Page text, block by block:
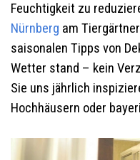
Feuchtigkeit zu
Nürnberg am
saisonalen Tipps von
Wetter stand – kein
Sie uns jährlich
Hochhäusern oder